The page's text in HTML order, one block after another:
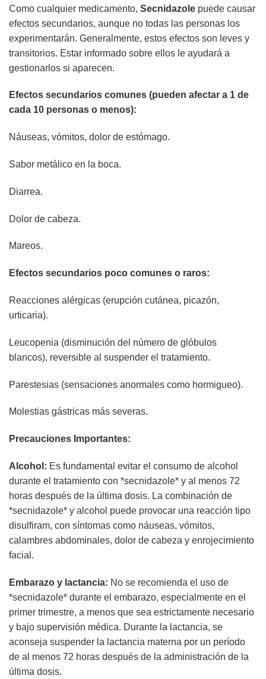
Como cualquier medicamento, Secnidazole puede causar
efectos secundarios, aunque no todas las personas los
experimentarán. Generalmente, estos efectos son leves y
transitorios. Estar informado sobre ellos le ayudará a
gestionarlos si aparecen.
Efectos secundarios comunes (pueden afectar a 1 de
cada 10 personas o menos):
Náuseas, vómitos, dolor de estómago.
Sabor metálico en la boca.
Diarrea.
Dolor de cabeza.
Mareos.
Efectos secundarios poco comunes o raros:
Reacciones alérgicas (erupción cutánea, picazón,
urticaria).
Leucopenia (disminución del número de glóbulos
blancos), reversible al suspender el tratamiento.
Parestesias (sensaciones anormales como hormigueo).
Molestias gástricas más severas.
Precauciones Importantes:
Alcohol: Es fundamental evitar el consumo de alcohol
durante el tratamiento con *secnidazole* y al menos 72
horas después de la última dosis. La combinación de
*secnidazole* y alcohol puede provocar una reacción tipo
disulfiram, con síntomas como náuseas, vómitos,
calambres abdominales, dolor de cabeza y enrojecimiento
facial.
Embarazo y lactancia: No se recomienda el uso de
*secnidazole* durante el embarazo, especialmente en el
primer trimestre, a menos que sea estrictamente necesario
y bajo supervisión médica. Durante la lactancia, se
aconseja suspender la lactancia materna por un período
de al menos 72 horas después de la administración de la
última dosis.